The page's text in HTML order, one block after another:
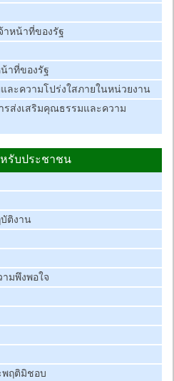
าหน้าที่ของรัฐ
าที่ของรัฐ
ละความโปร่งใสภายในหน่วยงาน
รส่งเสริมคุณธรรมและความ
รับประชาชน
ติงาน
มพึงพอใจ
พฤติมิชอบ